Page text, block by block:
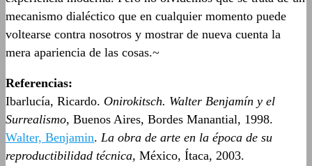
mecanismo dialéctico que en cualquier momento puede
voltearse contra nosotros y mostrar de nueva cuenta la
mera apariencia de las cosas.~
Referencias:
Ibarlucía, Ricardo. Onirokitsch. Walter Benjamín y el
Surrealismo, Buenos Aires, Bordes Manantial, 1998.
Walter, Benjamin. La obra de arte en la época de su
reproductibilidad técnica, México, Ítaca, 2003.